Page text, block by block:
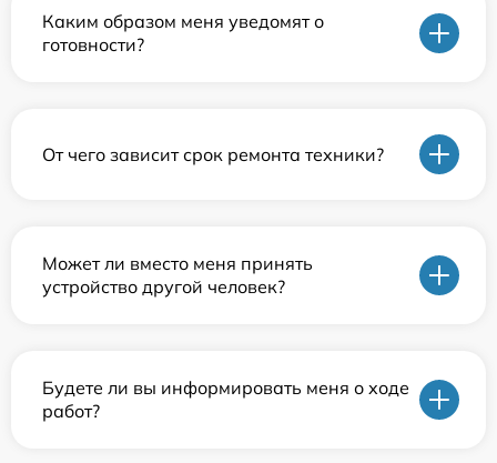
Каким образом меня уведомят о
готовности?
От чего зависит срок ремонта техники?
Может ли вместо меня принять
устройство другой человек?
Будете ли вы информировать меня о ходе
работ?